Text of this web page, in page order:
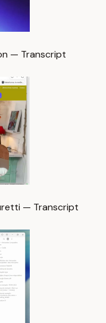
— Transcript
— Transcript